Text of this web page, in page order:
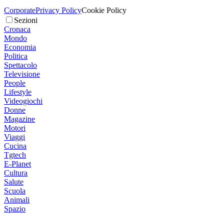
CorporatePrivacy PolicyCookie Policy
Sezioni
Cronaca
Mondo
Economia
Politica
Spettacolo
Televisione
People
Lifestyle
Videogiochi
Donne
Magazine
Motori
Viaggi
Cucina
Tgtech
E-Planet
Cultura
Salute
Scuola
Animali
Spazio